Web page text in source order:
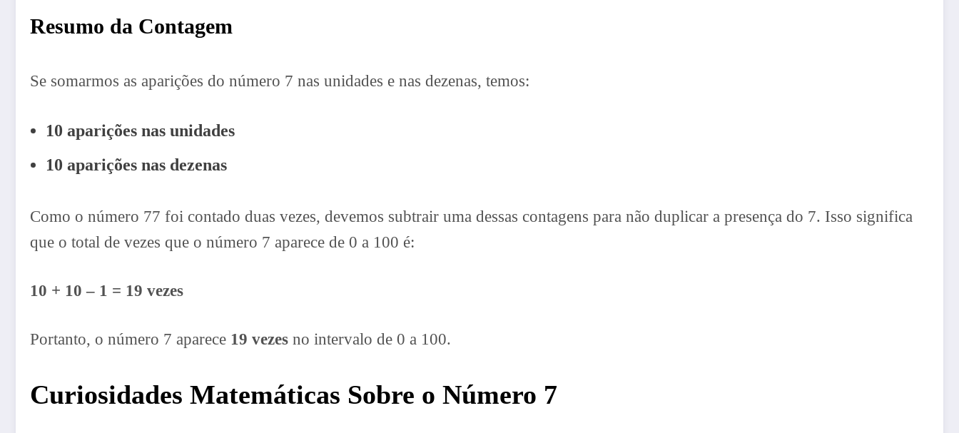
Resumo da Contagem
Se somarmos as aparições do número 7 nas unidades e nas dezenas, temos:
10 aparições nas unidades
10 aparições nas dezenas
Como o número 77 foi contado duas vezes, devemos subtrair uma dessas contagens para não duplicar a presença do 7. Isso significa
que o total de vezes que o número 7 aparece de 0 a 100 é:
10 + 10 – 1 = 19 vezes
Portanto, o número 7 aparece 19 vezes no intervalo de 0 a 100.
Curiosidades Matemáticas Sobre o Número 7